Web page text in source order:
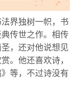
界独树一帜，书
传世之作。相传
，还对他说想见
。他还喜欢诗，
等，不过诗没有